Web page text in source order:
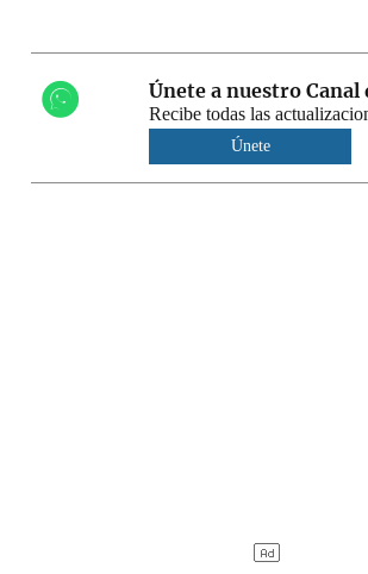
Únete a nuestro Canal
Recibe todas las
Únete